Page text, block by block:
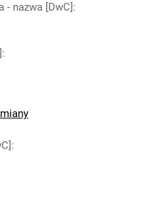
nazwa [DwC]:
:
: